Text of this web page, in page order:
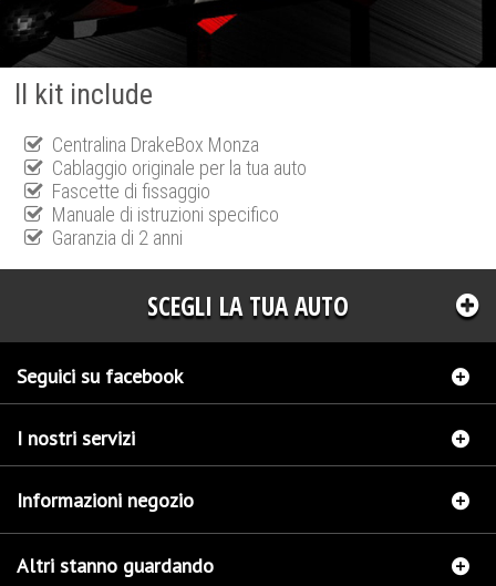
Il kit include
Centralina DrakeBox Monza
Cablaggio originale per la tua auto
Fascette di fissaggio
Manuale di istruzioni specifico
Garanzia di 2 anni
SCEGLI LA TUA AUTO
Seguici su facebook
I nostri servizi
Informazioni negozio
Altri stanno guardando